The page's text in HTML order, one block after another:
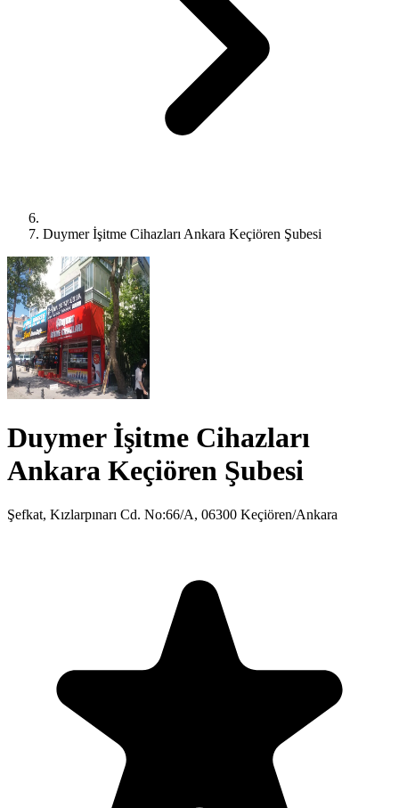
Duymer İşitme Cihazları Ankara Keçiören Şubesi
Duymer İşitme Cihazları
Ankara Keçiören Şubesi
Şefkat, Kızlarpınarı Cd. No:66/A, 06300 Keçiören/Ankara